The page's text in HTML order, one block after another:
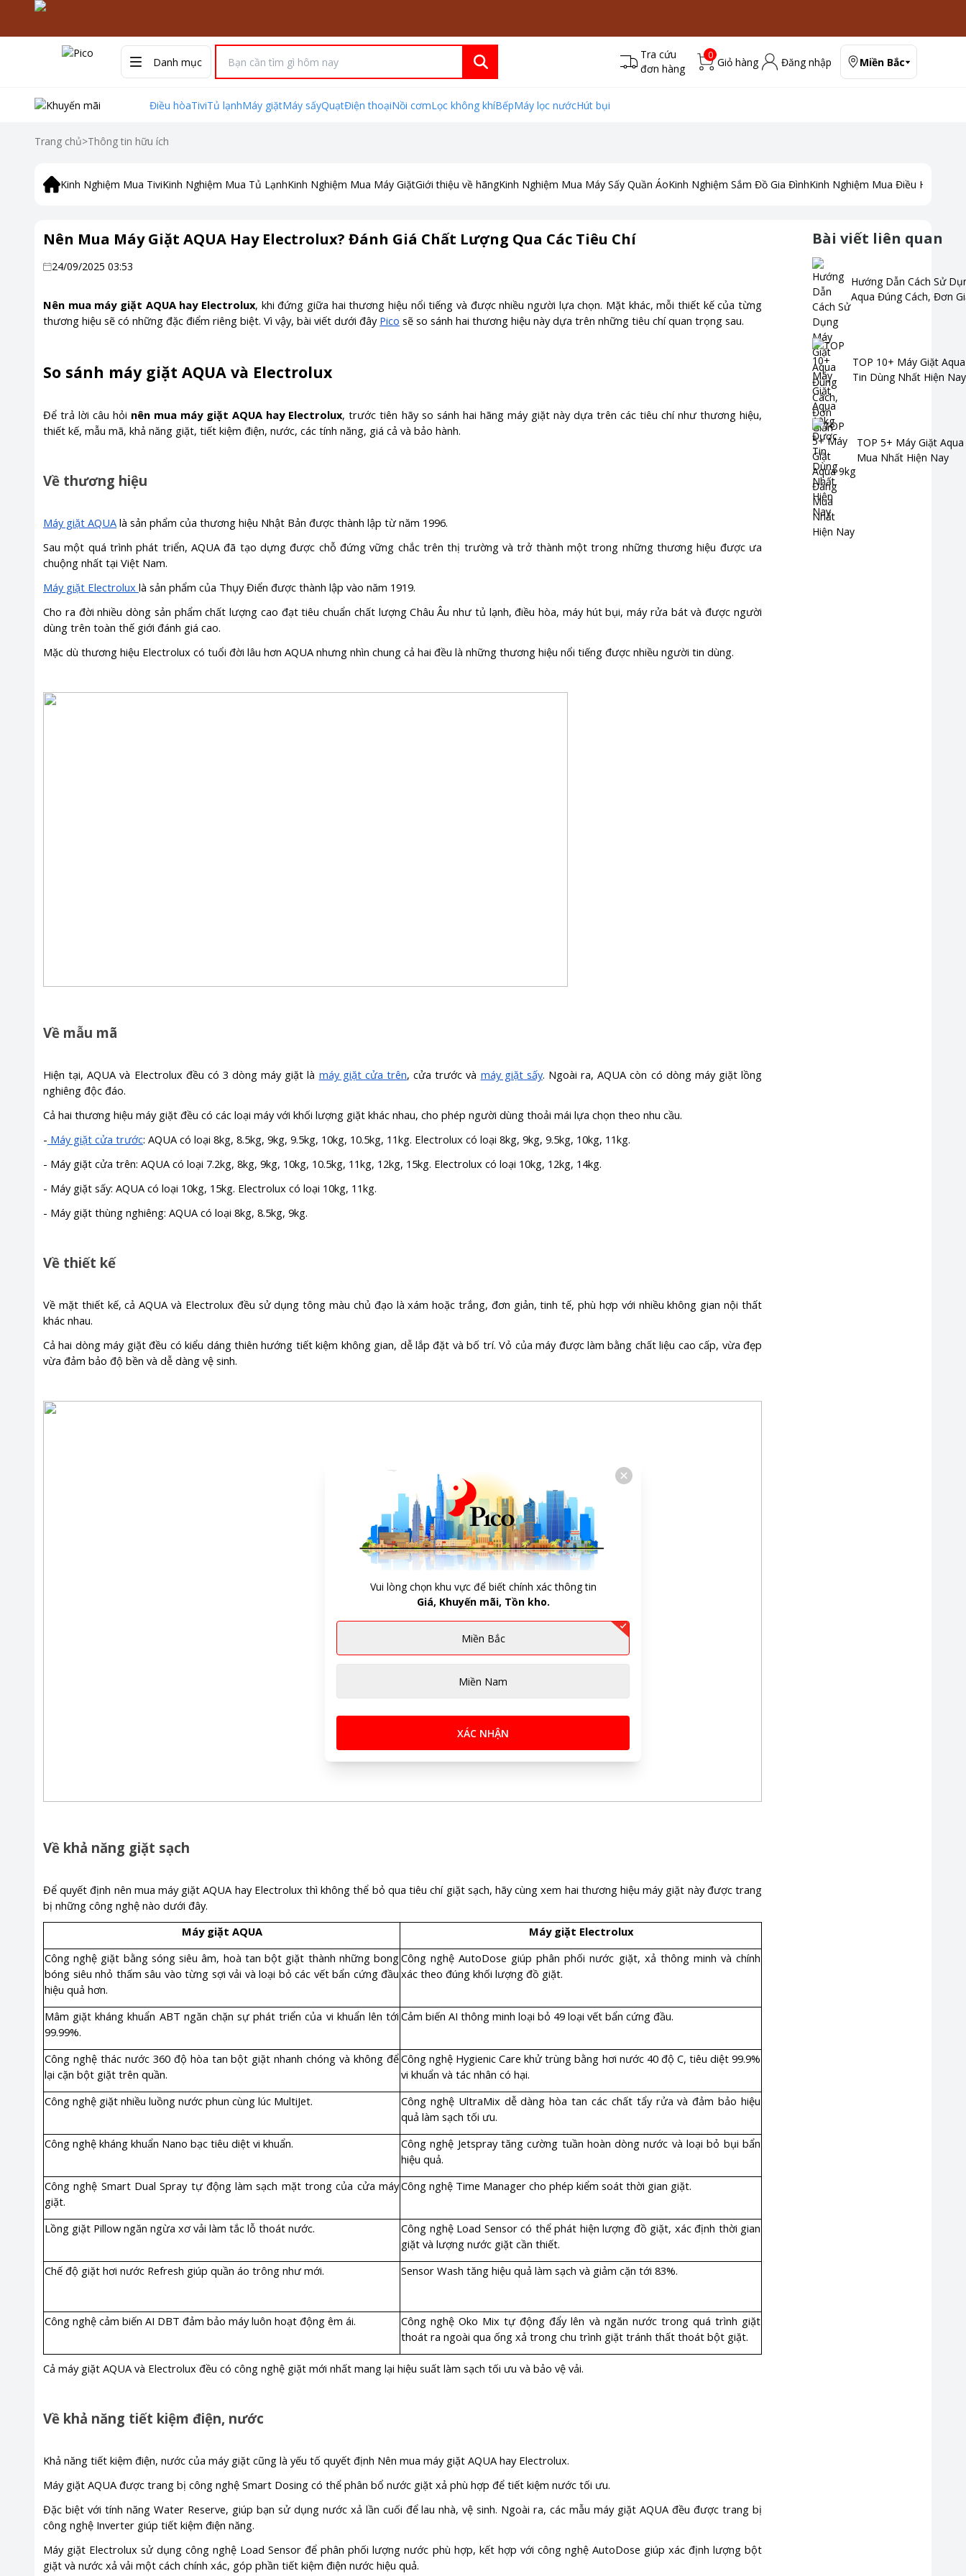
Danh mục
Tra cứu
đơn hàng
0
Giỏ hàng Đăng nhập Miền Bắc
Điều hòaTiviTủ lạnhMáy giặtMáy sấyQuạtĐiện thoạiNồi cơmLọc không khíBếpMáy lọc nướcHút bụi
Trang chủ>Thông tin hữu ích
Kinh Nghiệm Mua TiviKinh Nghiệm Mua Tủ LạnhKinh Nghiệm Mua Máy GiặtGiới thiệu về hãngKinh Nghiệm Mua Máy Sấy Quần ÁoKinh Nghiệm Sắm Đồ Gia ĐìnhKinh Nghiệm Mua Điều Hoà
Nên Mua Máy Giặt AQUA Hay Electrolux? Đánh Giá Chất Lượng Qua Các Tiêu Chí
24/09/2025 03:53
Nên mua máy giặt AQUA hay Electrolux, khi đứng giữa hai thương hiệu nổi tiếng và được nhiều người lựa chọn. Mặt khác, mỗi thiết kế của từng
thương hiệu sẽ có những đặc điểm riêng biệt. Vì vậy, bài viết dưới đây Pico sẽ so sánh hai thương hiệu này dựa trên những tiêu chí quan trọng sau.
So sánh máy giặt AQUA và Electrolux
Để trả lời câu hỏi nên mua máy giặt AQUA hay Electrolux, trước tiên hãy so sánh hai hãng máy giặt này dựa trên các tiêu chí như thương hiệu,
thiết kế, mẫu mã, khả năng giặt, tiết kiệm điện, nước, các tính năng, giá cả và bảo hành.
Về thương hiệu
Máy giặt AQUA là sản phẩm của thương hiệu Nhật Bản được thành lập từ năm 1996.
Sau một quá trình phát triển, AQUA đã tạo dựng được chỗ đứng vững chắc trên thị trường và trở thành một trong những thương hiệu được ưa
chuộng nhất tại Việt Nam.
Máy giặt Electrolux là sản phẩm của Thụy Điển được thành lập vào năm 1919.
Cho ra đời nhiều dòng sản phẩm chất lượng cao đạt tiêu chuẩn chất lượng Châu Âu như tủ lạnh, điều hòa, máy hút bụi, máy rửa bát và được người
dùng trên toàn thế giới đánh giá cao.
Mặc dù thương hiệu Electrolux có tuổi đời lâu hơn AQUA nhưng nhìn chung cả hai đều là những thương hiệu nổi tiếng được nhiều người tin dùng.
Về mẫu mã
Hiện tại, AQUA và Electrolux đều có 3 dòng máy giặt là máy giặt cửa trên, cửa trước và máy giặt sấy. Ngoài ra, AQUA còn có dòng máy giặt lồng
nghiêng độc đáo.
Cả hai thương hiệu máy giặt đều có các loại máy với khối lượng giặt khác nhau, cho phép người dùng thoải mái lựa chọn theo nhu cầu.
- Máy giặt cửa trước: AQUA có loại 8kg, 8.5kg, 9kg, 9.5kg, 10kg, 10.5kg, 11kg. Electrolux có loại 8kg, 9kg, 9.5kg, 10kg, 11kg.
- Máy giặt cửa trên: AQUA có loại 7.2kg, 8kg, 9kg, 10kg, 10.5kg, 11kg, 12kg, 15kg. Electrolux có loại 10kg, 12kg, 14kg.
- Máy giặt sấy: AQUA có loại 10kg, 15kg. Electrolux có loại 10kg, 11kg.
- Máy giặt thùng nghiêng: AQUA có loại 8kg, 8.5kg, 9kg.
Về thiết kế
Về mặt thiết kế, cả AQUA và Electrolux đều sử dụng tông màu chủ đạo là xám hoặc trắng, đơn giản, tinh tế, phù hợp với nhiều không gian nội thất
khác nhau.
Cả hai dòng máy giặt đều có kiểu dáng thiên hướng tiết kiệm không gian, dễ lắp đặt và bố trí. Vỏ của máy được làm bằng chất liệu cao cấp, vừa đẹp
vừa đảm bảo độ bền và dễ dàng vệ sinh.
Về khả năng giặt sạch
Để quyết định nên mua máy giặt AQUA hay Electrolux thì không thể bỏ qua tiêu chí giặt sạch, hãy cùng xem hai thương hiệu máy giặt này được trang
bị những công nghệ nào dưới đây.
Máy giặt AQUA
Máy giặt Electrolux
Công nghệ giặt bằng sóng siêu âm, hoà tan bột giặt thành những bong
bóng siêu nhỏ thấm sâu vào từng sợi vải và loại bỏ các vết bẩn cứng đầu
hiệu quả hơn.
Công nghệ AutoDose giúp phân phối nước giặt, xả thông minh và chính
xác theo đúng khối lượng đồ giặt.
Mâm giặt kháng khuẩn ABT ngăn chặn sự phát triển của vi khuẩn lên tới
99.99%.
Cảm biến AI thông minh loại bỏ 49 loại vết bẩn cứng đầu.
Công nghệ thác nước 360 độ hòa tan bột giặt nhanh chóng và không để
lại cặn bột giặt trên quần.
Công nghệ Hygienic Care khử trùng bằng hơi nước 40 độ C, tiêu diệt 99.9%
vi khuẩn và tác nhân có hại.
Công nghệ giặt nhiều luồng nước phun cùng lúc MultiJet.
Công nghệ UltraMix dễ dàng hòa tan các chất tẩy rửa và đảm bảo hiệu
quả làm sạch tối ưu.
Công nghệ kháng khuẩn Nano bạc tiêu diệt vi khuẩn.
Công nghệ Jetspray tăng cường tuần hoàn dòng nước và loại bỏ bụi bẩn
hiệu quả.
Công nghệ Smart Dual Spray tự động làm sạch mặt trong của cửa máy
giặt.
Công nghệ Time Manager cho phép kiểm soát thời gian giặt.
Lồng giặt Pillow ngăn ngừa xơ vải làm tắc lỗ thoát nước.
Công nghệ Load Sensor có thể phát hiện lượng đồ giặt, xác định thời gian
giặt và lượng nước giặt cần thiết.
Chế độ giặt hơi nước Refresh giúp quần áo trông như mới.
Sensor Wash tăng hiệu quả làm sạch và giảm cặn tới 83%.
Công nghệ cảm biến AI DBT đảm bảo máy luôn hoạt động êm ái.
Công nghệ Oko Mix tự động đẩy lên và ngăn nước trong quá trình giặt
thoát ra ngoài qua ống xả trong chu trình giặt tránh thất thoát bột giặt.
Cả máy giặt AQUA và Electrolux đều có công nghệ giặt mới nhất mang lại hiệu suất làm sạch tối ưu và bảo vệ vải.
Về khả năng tiết kiệm điện, nước
Khả năng tiết kiệm điện, nước của máy giặt cũng là yếu tố quyết định Nên mua máy giặt AQUA hay Electrolux.
Máy giặt AQUA được trang bị công nghệ Smart Dosing có thể phân bổ nước giặt xả phù hợp để tiết kiệm nước tối ưu.
Đặc biệt với tính năng Water Reserve, giúp bạn sử dụng nước xả lần cuối để lau nhà, vệ sinh. Ngoài ra, các mẫu máy giặt AQUA đều được trang bị
công nghệ Inverter giúp tiết kiệm điện năng.
Máy giặt Electrolux sử dụng công nghệ Load Sensor để phân phối lượng nước phù hợp, kết hợp với công nghệ AutoDose giúp xác định lượng bột
giặt và nước xả vải một cách chính xác, góp phần tiết kiệm điện nước hiệu quả.
Bài viết liên quan
Hướng Dẫn Cách Sử
Aqua Đúng Cách, Đơn
TOP 10+ Máy Giặt
Tin Dùng Nhất Hiện Nay
TOP 5+ Máy Giặt
Mua Nhất Hiện Nay
Vui lòng chọn khu vực để biết chính xác thông tin
Giá, Khuyến mãi, Tồn kho.
Miền Bắc
Miền Nam
XÁC NHẬN